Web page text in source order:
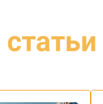
статьи